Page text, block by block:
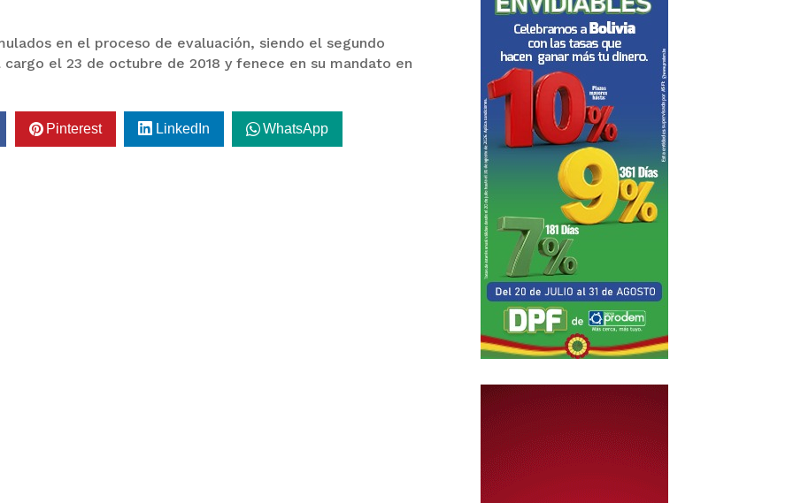
en el proceso de evaluación, siendo el segundo
el 23 de octubre de 2018 y fenece en su mandato en
Pinterest LinkedIn WhatsApp